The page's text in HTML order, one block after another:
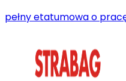
pełny etatumowa o